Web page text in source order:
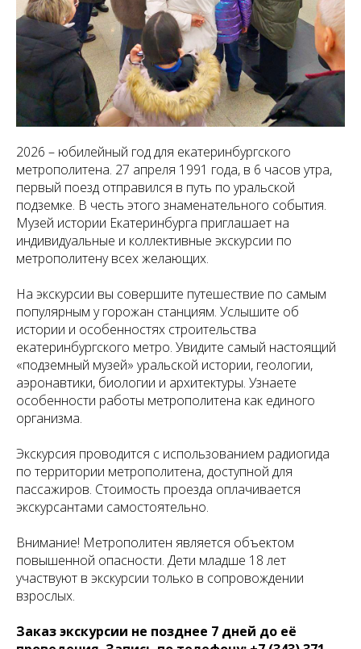
2026 – юбилейный год для екатеринбургского
метрополитена. 27 апреля 1991 года, в 6 часов утра,
первый поезд отправился в путь по уральской
подземке. В честь этого знаменательного события.
Музей истории Екатеринбурга приглашает на
индивидуальные и коллективные экскурсии по
метрополитену всех желающих.
На экскурсии вы совершите путешествие по самым
популярным у горожан станциям. Услышите об
истории и особенностях строительства
екатеринбургского метро. Увидите самый настоящий
«подземный музей» уральской истории, геологии,
аэронавтики, биологии и архитектуры. Узнаете
особенности работы метрополитена как единого
организма.
Экскурсия проводится с использованием радиогида
по территории метрополитена, доступной для
пассажиров. Стоимость проезда оплачивается
экскурсантами самостоятельно.
Внимание! Метрополитен является объектом
повышенной опасности. Дети младше 18 лет
участвуют в экскурсии только в сопровождении
взрослых.
Заказ экскурсии не позднее 7 дней до её